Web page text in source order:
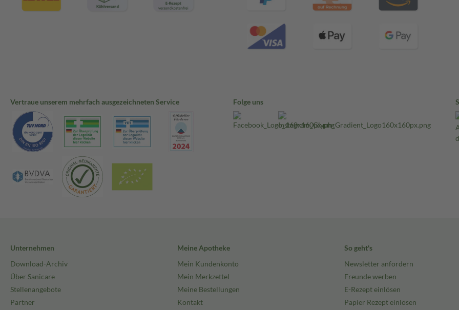
Vertraue unserem mehrfach ausgezeichneten Service Folge uns
Unternehmen
Download-Archiv
Über Sanicare
Stellenangebote
Partner
Meine Apotheke
Mein Kundenkonto
Mein Merkzettel
Meine Bestellungen
Kontakt
So geht's
Newsletter anfordern
Freunde werben
E-Rezept einlösen
Papier Rezept einlösen